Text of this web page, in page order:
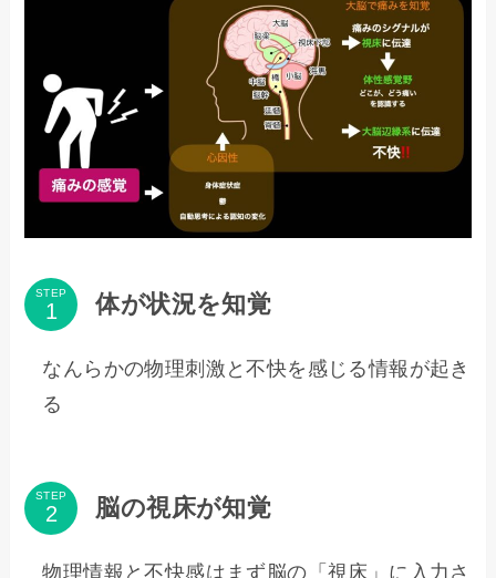
STEP 体が状況を知覚
なんらかの物理刺激と不快を感じる情報が起き
る
STEP 脳の視床が知覚
物理情報と不快感はまず脳の「視床」に入力さ